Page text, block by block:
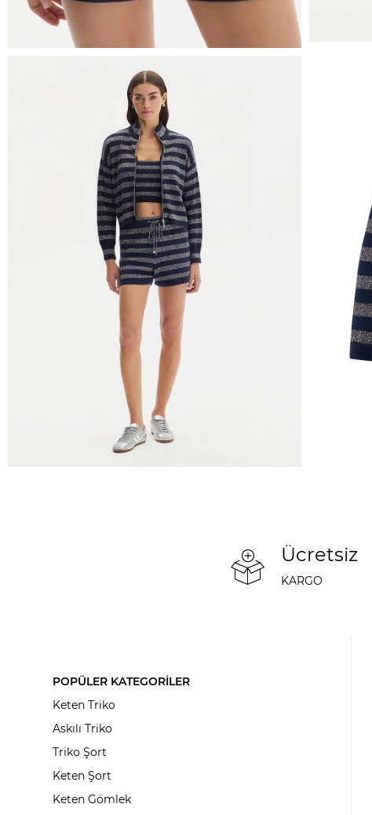
Ücretsiz
KARGO
POPÜLER KATEGORİLER
Keten Triko
Askılı Triko
Triko Şort
Keten Şort
Keten Gömlek